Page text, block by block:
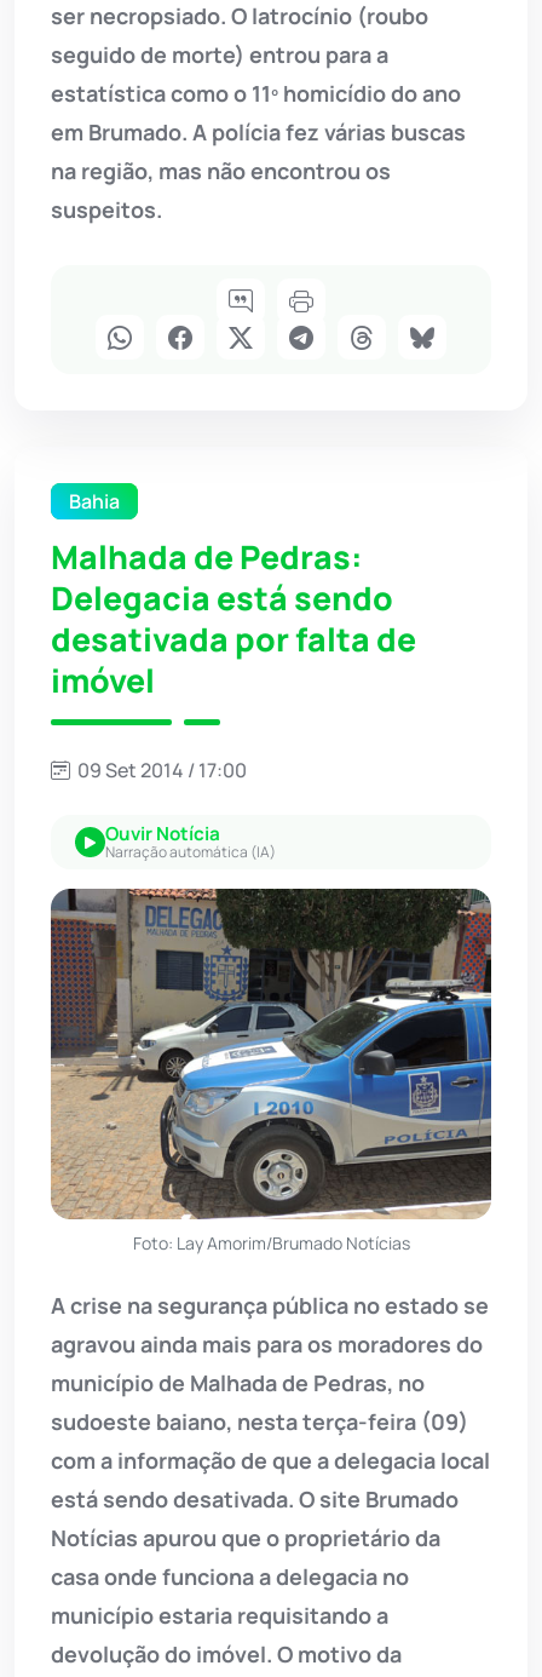
ser necropsiado. O latrocínio (roubo
seguido de morte) entrou para a
estatística como o 11º homicídio do ano
em Brumado. A polícia fez várias buscas
na região, mas não encontrou os
suspeitos.
Bahia
Malhada de Pedras:
Delegacia está sendo
desativada por falta de
imóvel
09 Set 2014 / 17:00
Ouvir Notícia
Narração automática (IA)
Foto: Lay Amorim/Brumado Notícias
A crise na segurança pública no estado se
agravou ainda mais para os moradores do
município de Malhada de Pedras, no
sudoeste baiano, nesta terça-feira (09)
com a informação de que a delegacia local
está sendo desativada. O site Brumado
Notícias apurou que o proprietário da
casa onde funciona a delegacia no
município estaria requisitando a
devolução do imóvel. O motivo da